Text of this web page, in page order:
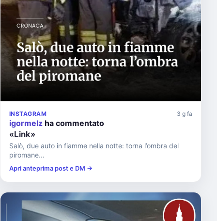
INSTAGRAM 3 g fa
igormelz ha commentato
«Link»
Salò, due auto in fiamme nella notte: torna l’ombra del
piromane...
Apri anteprima post e DM →